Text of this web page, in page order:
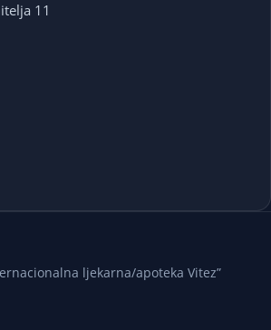
11
ljekarna/apoteka Vitez”